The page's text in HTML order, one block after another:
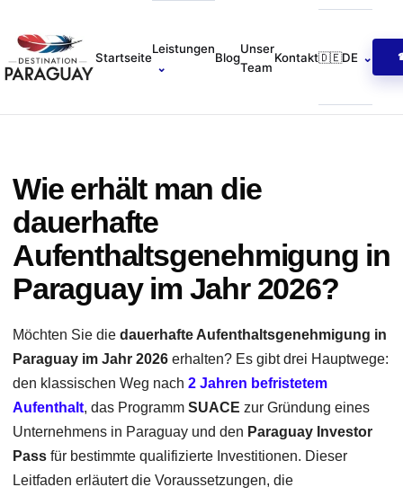
Startseite
Leistungen
⌄
Blog
Unser
Team
Kontakt🇩🇪DE ⌄
Wie erhält man die
dauerhafte
Aufenthaltsgenehmigung in
Paraguay im Jahr 2026?
Möchten Sie die dauerhafte Aufenthaltsgenehmigung in
Paraguay im Jahr 2026 erhalten? Es gibt drei Hauptwege:
den klassischen Weg nach 2 Jahren befristetem
Aufenthalt, das Programm SUACE zur Gründung eines
Unternehmens in Paraguay und den Paraguay Investor
Pass für bestimmte qualifizierte Investitionen. Dieser
Leitfaden erläutert die Voraussetzungen, die